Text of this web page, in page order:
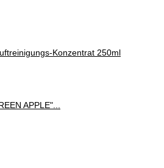
Konzentrat 250ml